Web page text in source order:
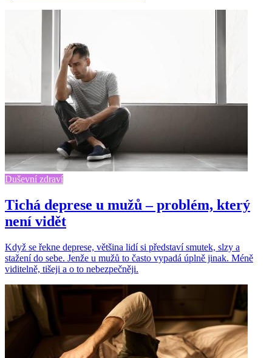
Duševní zdraví
Tichá deprese u mužů – problém, který
není vidět
Když se řekne deprese, většina lidí si představí smutek, slzy a
stažení do sebe. Jenže u mužů to často vypadá úplně jinak. Méně
viditelně, tišeji a o to nebezpečněji.